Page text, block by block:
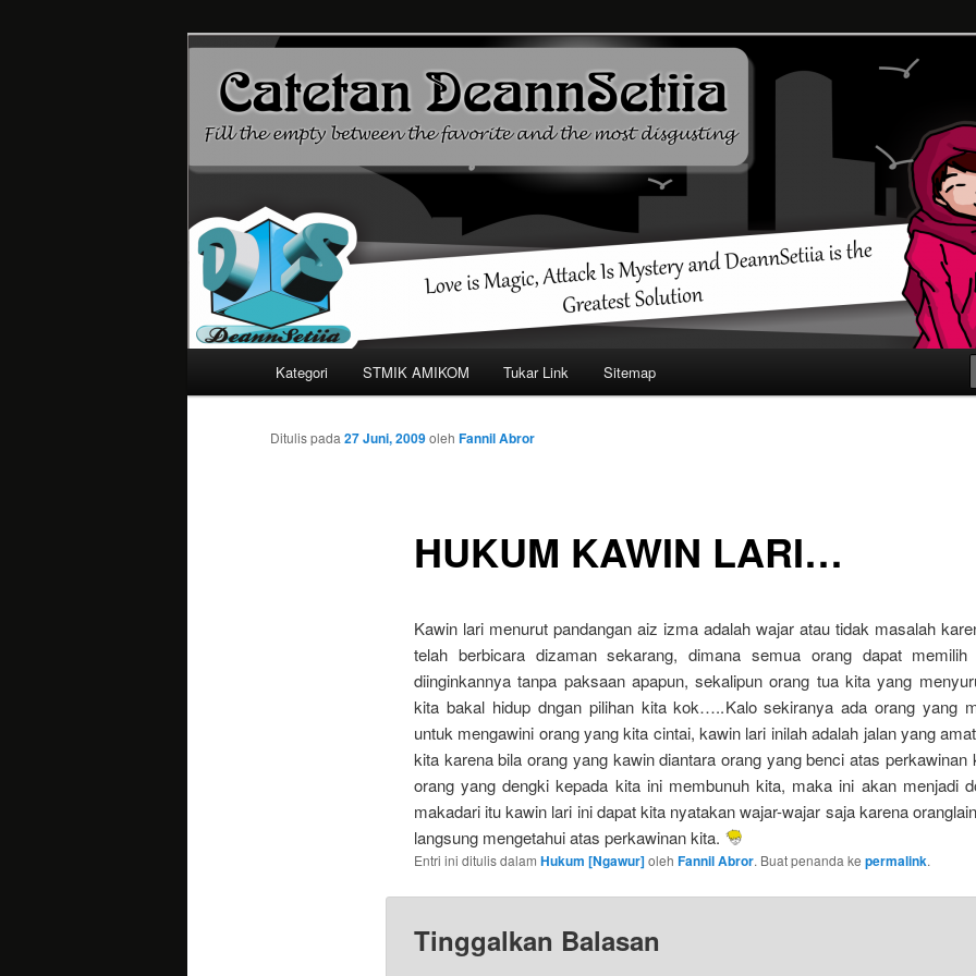
Catetan DS
Mari bermimpi dan ciptakan kehendak
Langsung
ke
Kategori STMIK AMIKOM Tukar Link Sitemap
HUKUM KAWIN LARI…
Ditulis pada 27 Juni, 2009oleh Fannil Abror
Kawin lari menurut pandangan aiz izma adalah wajar atau tidak masalah
telah berbicara dizaman sekarang, dimana semua orang dapat
diinginkannya tanpa paksaan apapun, sekalipun orang tua kita yang
kita bakal hidup dngan pilihan kita kok…..Kalo sekiranya ada orang yang
untuk mengawini orang yang kita cintai, kawin lari inilah adalah jalan yang
kita karena bila orang yang kawin diantara orang yang benci atas perkawinan
orang yang dengki kepada kita ini membunuh kita, maka ini akan menjadi
makadari itu kawin lari ini dapat kita nyatakan wajar-wajar saja karena
langsung mengetahui atas perkawinan kita.
Entri ini ditulis dalam Hukum [Ngawur]oleh Fannil Abror. Buat penanda ke permalink.
Tinggalkan Balasan